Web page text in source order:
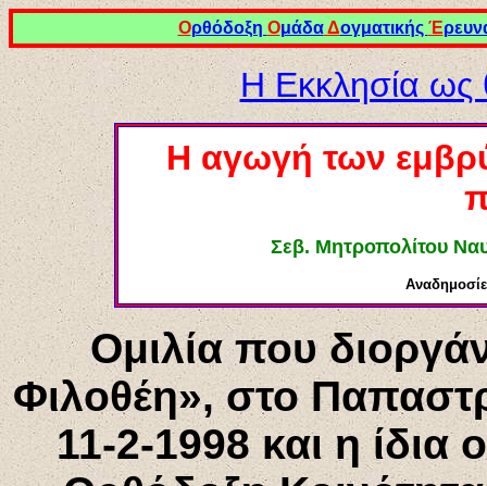
Ορθόδοξη ΟμάδαΔογματικής Έ
Η Εκκλησία ως
Η αγωγή των
Σεβ. Μητροπολίτου
Ομιλία που
Φιλοθέη», στο
11-2-1998 και η ίδια